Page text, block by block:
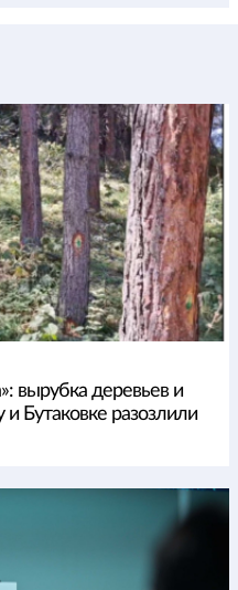
вырубка деревьев и
Бутаковке разозлили